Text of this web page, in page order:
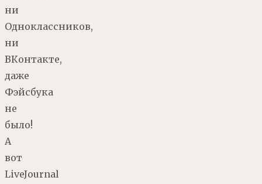
ни
Одноклассников,
ни
ВКонтакте,
даже
Фэйсбука
не
было!
А
вот
LiveJournal